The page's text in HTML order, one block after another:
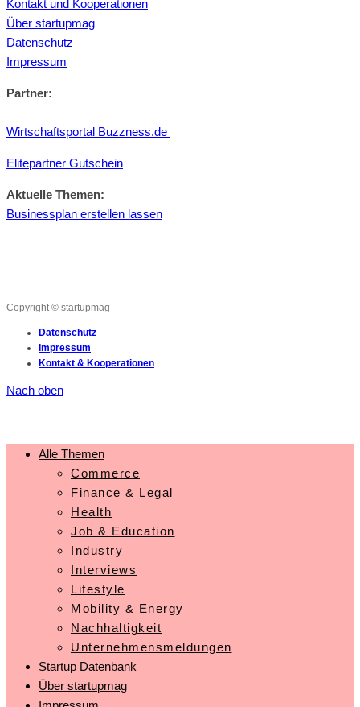
Kontakt und Kooperationen
Über startupmag
Datenschutz
Impressum
Partner:
Wirtschaftsportal Buzzness.de
Elitepartner Gutschein
Aktuelle Themen:
Businessplan erstellen lassen
Copyright © startupmag
Datenschutz
Impressum
Kontakt & Kooperationen
Nach oben
Alle Themen
Commerce
Finance & Legal
Health
Job & Education
Industry
Interviews
Lifestyle
Mobility & Energy
Nachhaltigkeit
Unternehmensmeldungen
Startup Datenbank
Über startupmag